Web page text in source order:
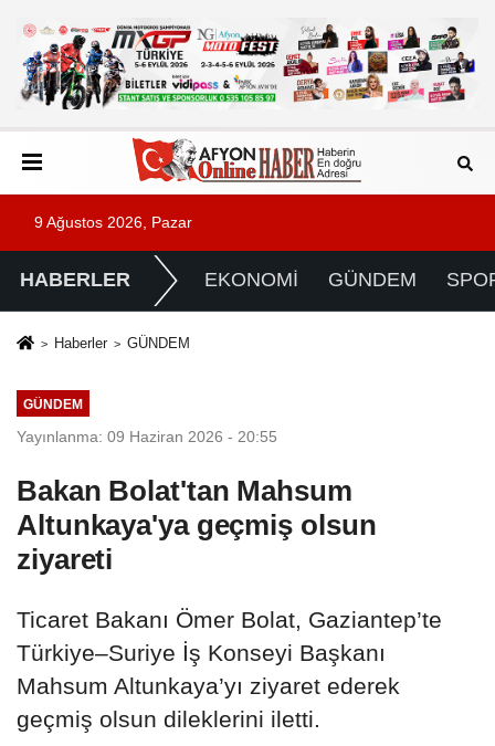
9 Ağustos 2026, Pazar
HABERLER EKONOMİ GÜNDEM
Haberler GÜNDEM
GÜNDEM
Yayınlanma: 09 Haziran 2026 - 20:55
Bakan Bolat'tan Mahsum
Altunkaya'ya geçmiş olsun
ziyareti
Ticaret Bakanı Ömer Bolat, Gaziantep’te
Türkiye–Suriye İş Konseyi Başkanı
Mahsum Altunkaya’yı ziyaret ederek
geçmiş olsun dileklerini iletti.